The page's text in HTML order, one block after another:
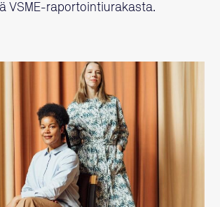
VSME-raportointiurakasta.
LUE LISÄÄ